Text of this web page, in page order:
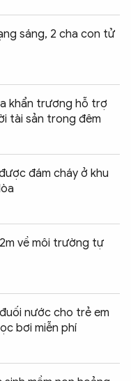
sáng, 2 cha con tử
khẩn trương hỗ trợ
tài sản trong đêm
đám cháy ở khu
về môi trường tự
nước cho trẻ em
bơi miễn phí